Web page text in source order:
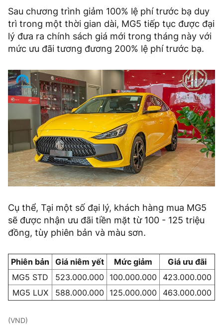
Sau chương trình giảm 100% lệ phí trước bạ duy
trì trong một thời gian dài, MG5 tiếp tục được đại
lý đưa ra chính sách giá mới trong tháng này với
mức ưu đãi tương đương 200% lệ phí trước bạ.
Cụ thể, Tại một số đại lý, khách hàng mua MG5
sẽ được nhận ưu đãi tiền mặt từ 100 - 125 triệu
đồng, tùy phiên bản và màu sơn.
Phiên bản Giá niêm yết Mức giảm
Giá ưu đãi
MG5 STD
523.000.000 100.000.000
423.000.000
MG5 LUX
588.000.000 125.000.000 463.000.000
(VND)